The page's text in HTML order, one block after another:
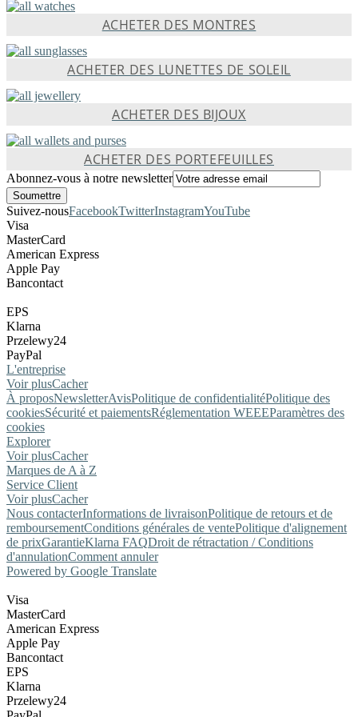
ACHETER DES MONTRES
ACHETER DES LUNETTES DE SOLEIL
ACHETER DES BIJOUX
ACHETER DES PORTEFEUILLES
Abonnez-vous à notre newsletter
Suivez-nousFacebookTwitterInstagramYouTube
Visa
MasterCard
American Express
Apple Pay
Bancontact
EPS
Klarna
Przelewy24
PayPal
L'entreprise
Voir plusCacher
À proposNewsletterAvisPolitique de confidentialitéPolitique des
cookiesSécurité et paiementsRéglementation WEEEParamètres des
cookies
Explorer
Voir plusCacher
Marques de A à Z
Service Client
Voir plusCacher
Nous contacterInformations de livraisonPolitique de retours et de
remboursementConditions générales de ventePolitique d'alignement
de prixGarantieKlarna FAQDroit de rétractation / Conditions
d'annulationComment annuler
Powered by Google Translate
Visa
MasterCard
American Express
Apple Pay
Bancontact
EPS
Klarna
Przelewy24